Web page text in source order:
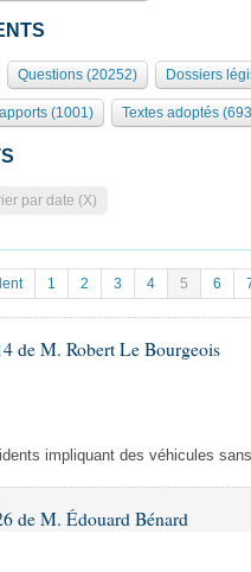
Questions (20252) Dossiers
(1001) Textes adoptés
par date (X)
1 2 3 4 5 6
de M. Robert Le Bourgeois
impliquant des véhicules
de M. Édouard Bénard